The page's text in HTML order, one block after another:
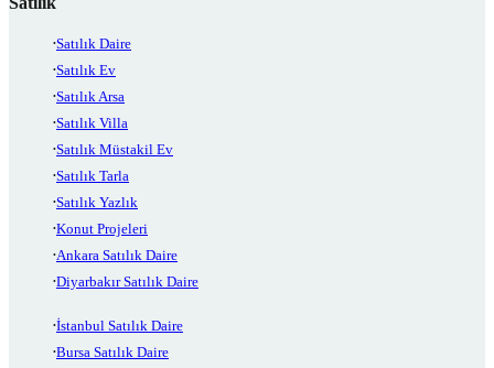
Satılık Daire
Satılık Ev
Satılık Arsa
Satılık Villa
Satılık Müstakil Ev
Satılık Tarla
Satılık Yazlık
Konut Projeleri
Ankara Satılık Daire
Diyarbakır Satılık Daire
İstanbul Satılık Daire
Bursa Satılık Daire